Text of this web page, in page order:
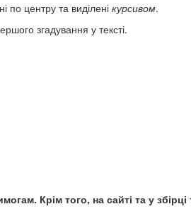
по центру та виділені курсивом.
згадування у тексті.
Крім того, на сайті та у